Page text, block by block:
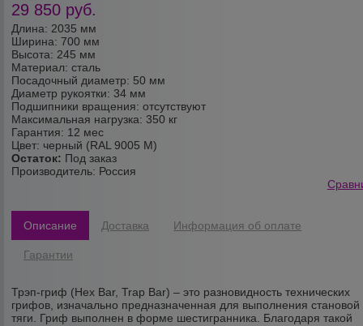
Длина: 2035 мм
Ширина: 700 мм
Высота: 245 мм
Материал: сталь
Посадочный диаметр: 50 мм
Диаметр рукоятки: 34 мм
Подшипники вращения: отсутствуют
Максимальная нагрузка: 350 кг
Гарантия: 12 мес
Цвет: черный (RAL 9005 М)
Остаток: Под заказ
Производитель: Россия
29 850 руб.
Описание Доставка Информация об оплате
Гарантии
Трэп-гриф (Hex Bar, Trap Bar) – это разновидность технических
грифов, изначально предназначенная для выполнения становой
тяги. Гриф выполнен в форме шестигранника. Благодаря такой